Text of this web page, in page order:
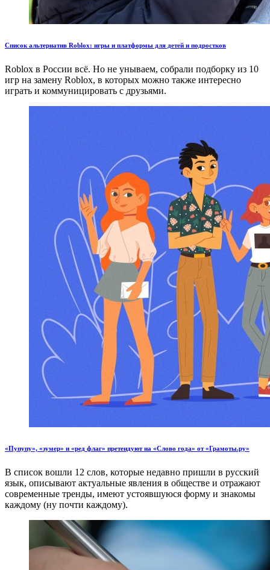
Список альтернатив Roblox: игры и платформы для детей и подростков
Roblox в России всё. Но не унываем, собрали подборку из 10
игр на замену Roblox, в которых можно также интересно
играть и коммуницировать с друзьями.
«Пупупу», «зумер» и «ред флаг» претендуют на «Слово года» от «Грамоты.ру»
В список вошли 12 слов, которые недавно пришли в русский
язык, описывают актуальные явления в обществе и отражают
современные тренды, имеют устоявшуюся форму и знакомы
каждому (ну почти каждому).